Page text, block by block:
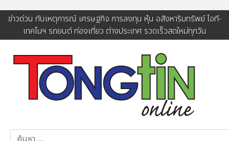
ข่าวด่วน ทันเหตุการณ์ เศรษฐกิจ การลงทุน หุ้น อสังหาริมทรัพย์ ไอที-
เทคโนฯ รถยนต์ ท่องเที่ยว ต่างประเทศ รวดเร็วสดใหม่ทุกวัน